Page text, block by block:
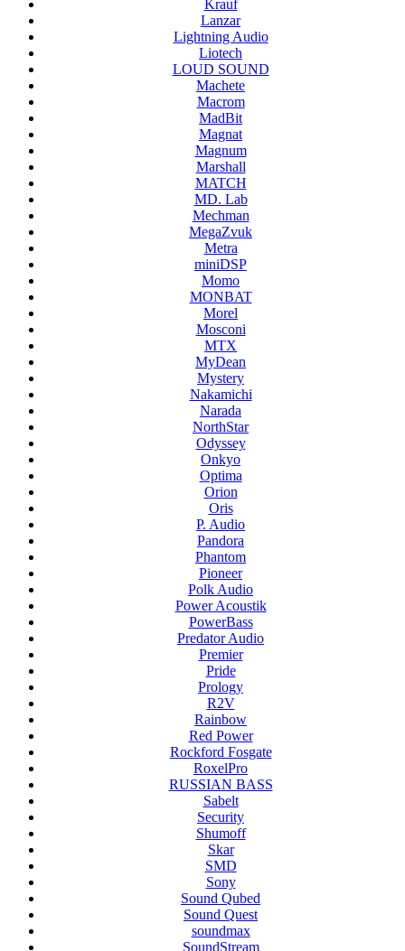
Krauf
Lanzar
Lightning Audio
Liotech
LOUD SOUND
Machete
Macrom
MadBit
Magnat
Magnum
Marshall
MATCH
MD. Lab
Mechman
MegaZvuk
Metra
miniDSP
Momo
MONBAT
Morel
Mosconi
MTX
MyDean
Mystery
Nakamichi
Narada
NorthStar
Odyssey
Onkyo
Optima
Orion
Oris
P. Audio
Pandora
Phantom
Pioneer
Polk Audio
Power Acoustik
PowerBass
Predator Audio
Premier
Pride
Prology
R2V
Rainbow
Red Power
Rockford Fosgate
RoxelPro
RUSSIAN BASS
Sabelt
Security
Shumoff
Skar
SMD
Sony
Sound Qubed
Sound Quest
soundmax
SoundStream